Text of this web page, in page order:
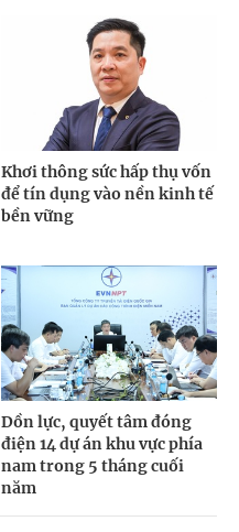
Khơi thông sức hấp thụ vốn
để tín dụng vào nền kinh tế
bền vững
Dồn lực, quyết tâm đóng
điện 14 dự án khu vực phía
nam trong 5 tháng cuối
năm